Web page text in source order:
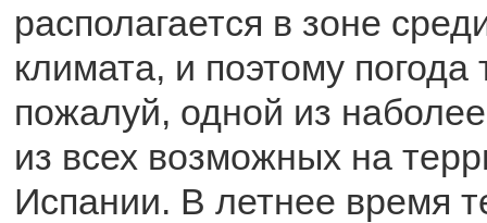
располагается в зоне
климата, и поэтому погода
пожалуй, одной из
из всех возможных на
Испании. В летнее время